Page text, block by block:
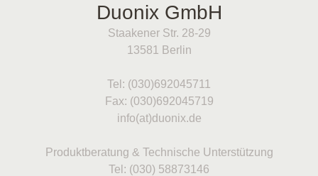
Duonix GmbH
Staakener Str. 28-29
13581 Berlin
Tel: (030)692045711
Fax: (030)692045719
info(at)duonix.de
Produktberatung & Technische Unterstützung
Tel: (030) 58873146